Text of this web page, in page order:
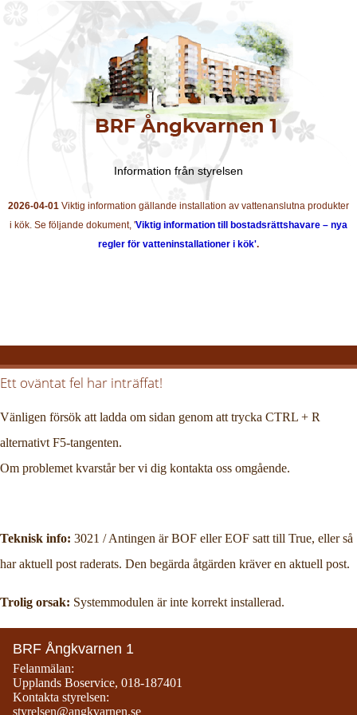
Information från styrelsen
2026-04-01 Viktig information gällande installation av vattenanslutna produkter
i kök. Se följande dokument, 'Viktig information till bostadsrättshavare – nya
regler för vatteninstallationer i kök'.
Ett oväntat fel har inträffat!
Vänligen försök att ladda om sidan genom att trycka CTRL + R
alternativt F5-tangenten.
Om problemet kvarstår ber vi dig kontakta oss omgående.
Teknisk info: 3021 / Antingen är BOF eller EOF satt till True, eller så
har aktuell post raderats. Den begärda åtgärden kräver en aktuell post.
Trolig orsak: Systemmodulen är inte korrekt installerad.
BRF Ångkvarnen 1
Felanmälan:
Upplands Boservice, 018-187401
Kontakta styrelsen:
styrelsen@angkvarnen.se